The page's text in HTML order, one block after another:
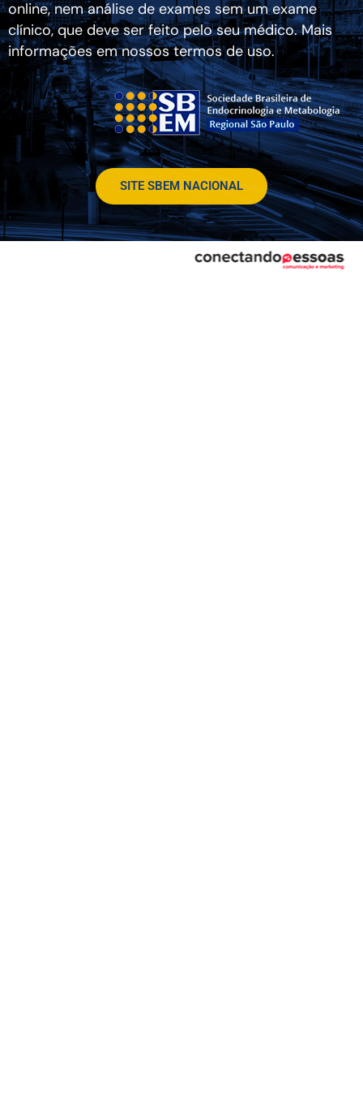
online, nem análise de exames sem um exame
clínico, que deve ser feito pelo seu médico. Mais
informações em nossos termos de uso.
SITE SBEM NACIONAL